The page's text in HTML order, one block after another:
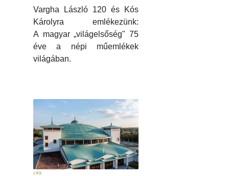
Vargha László 120 és Kós
Károlyra emlékezünk:
A magyar „világelsőség" 75
éve a népi műemlékek
világában.
cikk